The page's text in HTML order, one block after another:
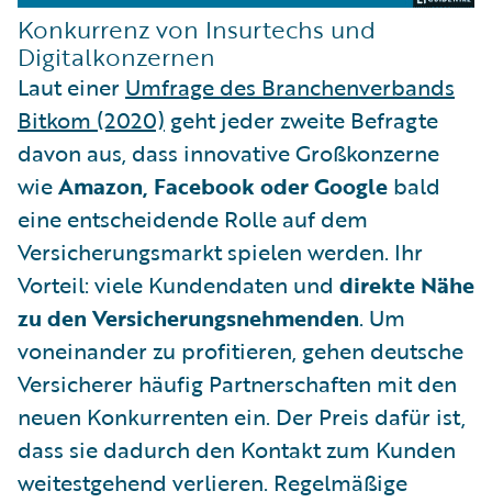
Konkurrenz von Insurtechs und
Digitalkonzernen
Laut einer Umfrage des Branchenverbands
Bitkom (2020) geht jeder zweite Befragte
davon aus, dass innovative Großkonzerne
wieAmazon, Facebook oder Google bald
eine entscheidende Rolle auf dem
Versicherungsmarkt spielen werden. Ihr
Vorteil: viele Kundendaten und direkte Nähe
zu den Versicherungsnehmenden. Um
voneinander zu profitieren, gehen deutsche
Versicherer häufig Partnerschaften mit den
neuen Konkurrenten ein. Der Preis dafür ist,
dass sie dadurch den Kontakt zum Kunden
weitestgehend verlieren. Regelmäßige